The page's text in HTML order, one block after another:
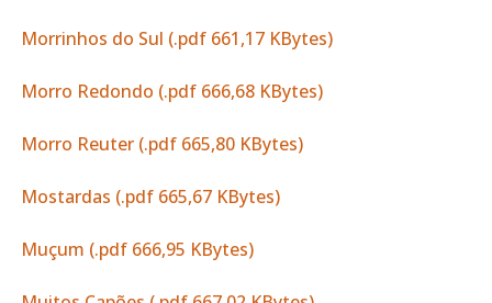
Morrinhos do Sul (.pdf 661,17 KBytes)
Morro Redondo (.pdf 666,68 KBytes)
Morro Reuter (.pdf 665,80 KBytes)
Mostardas (.pdf 665,67 KBytes)
Muçum (.pdf 666,95 KBytes)